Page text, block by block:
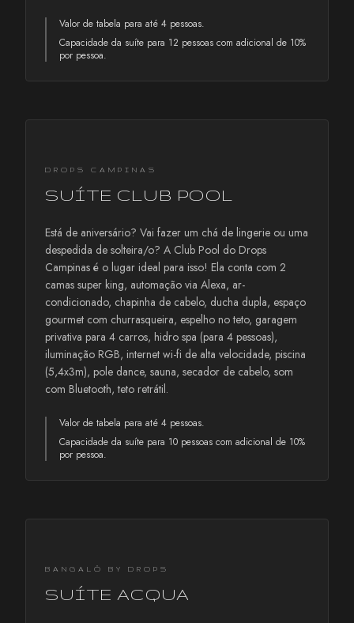
Valor de tabela para até 4 pessoas.
Capacidade da suíte para 12 pessoas com adicional de 10%
por pessoa.
DROPS CAMPINAS
SUÍTE CLUB POOL
Está de aniversário? Vai fazer um chá de lingerie ou uma
despedida de solteira/o? A Club Pool do Drops
Campinas é o lugar ideal para isso! Ela conta com 2
camas super king, automação via Alexa, ar-
condicionado, chapinha de cabelo, ducha dupla, espaço
gourmet com churrasqueira, espelho no teto, garagem
privativa para 4 carros, hidro spa (para 4 pessoas),
iluminação RGB, internet wi-fi de alta velocidade, piscina
(5,4x3m), pole dance, sauna, secador de cabelo, som
com Bluetooth, teto retrátil.
Valor de tabela para até 4 pessoas.
Capacidade da suíte para 10 pessoas com adicional de 10%
por pessoa.
BANGALÔ BY DROPS
SUÍTE ACQUA